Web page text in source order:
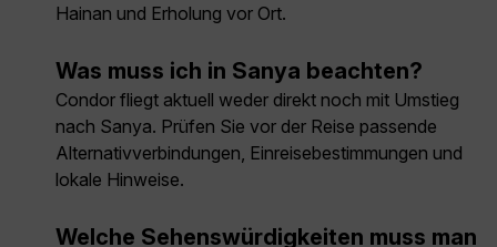
Hainan und Erholung vor Ort.
Was muss ich in Sanya beachten?
Condor fliegt aktuell weder direkt noch mit Umstieg
nach Sanya. Prüfen Sie vor der Reise passende
Alternativverbindungen, Einreisebestimmungen und
lokale Hinweise.
Welche Sehenswürdigkeiten muss man